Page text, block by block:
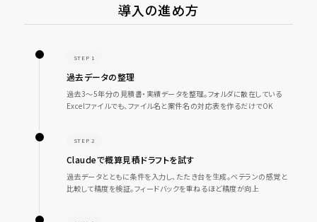
導入の進め方
STEP 1
過去データの整理
過去3〜5年分の見積書・実績データを整理。フォルダに散在している
Excelファイルでも、ファイル名と案件名の対応表を作るだけでOK
STEP 2
Claudeで概算見積ドラフトを試す
過去データとともに条件を入力し、たたき台を生成。ベテランの感覚と
比較して精度を検証。フィードバックを重ねるほど精度が向上